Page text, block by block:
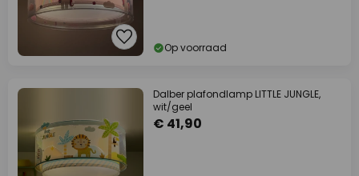
Op voorraad
Dalber plafondlamp LITTLE JUNGLE,
wit/geel
€ 41,90